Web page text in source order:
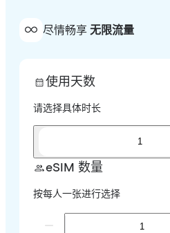
尽情畅享 无限流量
使用天数
请选择具体时长
1
eSIM 数量
按每人一张进行选择